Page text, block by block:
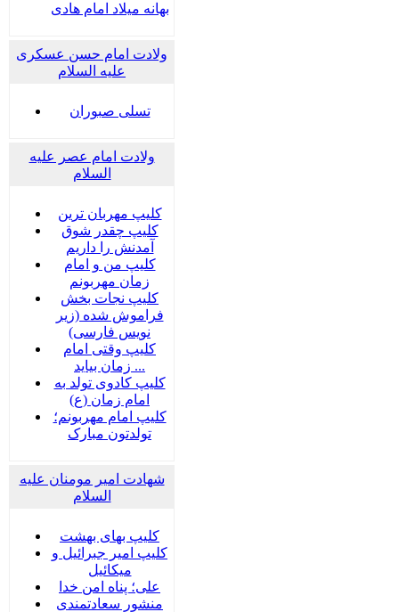
بهانه میلاد امام هادی
ولادت امام حسن عسکری
علیه السلام
تسلی صبوران
ولادت امام عصر علیه
السلام
کلیپ مهربان ترین
کلیپ چقدر شوق
آمدنش را داریم
کلیپ من و امام
زمان مهربونم
کلیپ نجات بخش
فراموش شده (زیر
نویس فارسی)
کلیپ وقتی امام
زمان بیاید ...
کلیپ کادوی تولد به
امام زمان (ع)
کلیپ امام مهربونم؛
تولدتون مبارک
شهادت امیر مومنان علیه
السلام
کلیپ بهای بهشت
کلیپ امیر جبرائیل و
میکائیل
علی؛ پناه امن خدا
منشور سعادتمندی